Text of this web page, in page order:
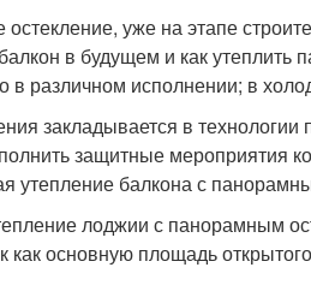
уже на этапе
в будущем и как
в различном исполнении; в
закладывается в
защитные мероприятия
утепление балкона с
лоджии с панорамным
как основную площадь